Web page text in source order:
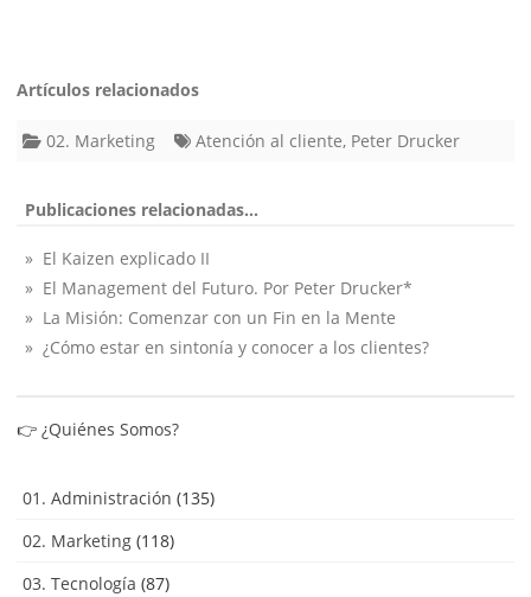
Artículos relacionados
02. Marketing Atención al cliente, Peter Drucker
Publicaciones relacionadas...
» El Kaizen explicado II
» El Management del Futuro. Por Peter Drucker*
» La Misión: Comenzar con un Fin en la Mente
» ¿Cómo estar en sintonía y conocer a los clientes?
👉 ¿Quiénes Somos?
01. Administración (135)
02. Marketing (118)
03. Tecnología (87)